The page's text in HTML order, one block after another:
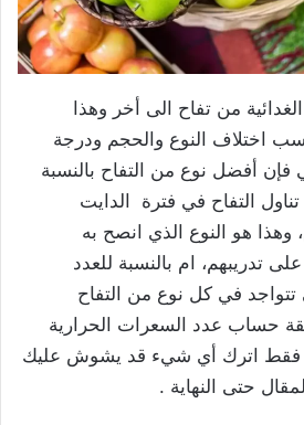
من تفاح الى أخر وهذا
اختلاف النوع والحجم ودرجة
أفضل نوع من التفاح بالنسبة
التفاح في فترة الدايت
وهذا هو النوع الذي انصح به
تدريبهم، ام بالنسبة للعدد
تتواجد في كل نوع من التفاح
حساب عدد السعرات الحرارية
فقط اترك أي شيء قد يشوش عليك
حتى النهاية .